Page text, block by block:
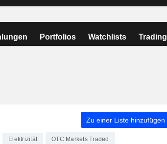
Portfolios Watchlists Trading
Zu einer Liste hinzufügen
Elektrizität OTC Markets Traded